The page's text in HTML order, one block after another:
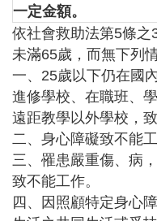
一定金額。
依社會救助法第5條之
未滿65歲，而無下列
一、25歲以下仍在國
進修學校、在職班、
遠距教學以外學校，致
二、身心障礙致不能工
三、罹患嚴重傷、病
致不能工作。
四、因照顧特定身心